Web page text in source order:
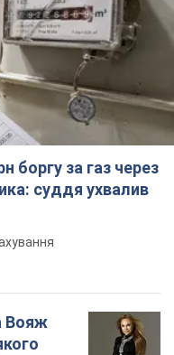
боргу за газ через
суддя ухвалив
Вояж